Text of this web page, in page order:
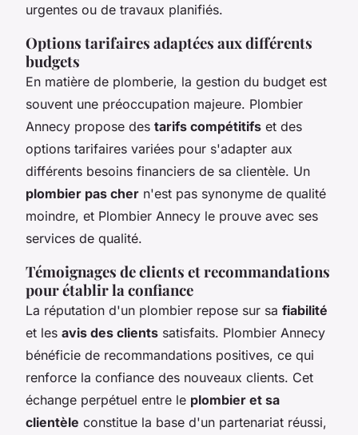
urgentes ou de travaux planifiés.
Options tarifaires adaptées aux différents
budgets
En matière de plomberie, la gestion du budget est
souvent une préoccupation majeure. Plombier
Annecy propose des tarifs compétitifs et des
options tarifaires variées pour s'adapter aux
différents besoins financiers de sa clientèle. Un
plombier pas cher n'est pas synonyme de qualité
moindre, et Plombier Annecy le prouve avec ses
services de qualité.
Témoignages de clients et recommandations
pour établir la confiance
La réputation d'un plombier repose sur sa fiabilité
et les avis des clients satisfaits. Plombier Annecy
bénéficie de recommandations positives, ce qui
renforce la confiance des nouveaux clients. Cet
échange perpétuel entre le plombier et sa
clientèle constitue la base d'un partenariat réussi,